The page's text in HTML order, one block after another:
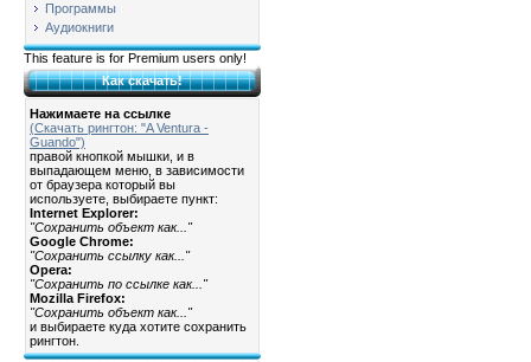
Программы
Аудиокниги
This feature is for Premium users only!
Как скачать!
Нажимаете на ссылке
(Скачать рингтон: "A Ventura -
Guando")
правой кнопкой мышки, и в
выпадающем меню, в зависимости
от браузера который вы
используете, выбираете пункт:
Internet Explorer:
"Сохранить объект как..."
Google Chrome:
"Сохранить ссылку как..."
Opera:
"Сохранить по ссылке как..."
Mozilla Firefox:
"Сохранить объект как..."
и выбираете куда хотите сохранить
рингтон.